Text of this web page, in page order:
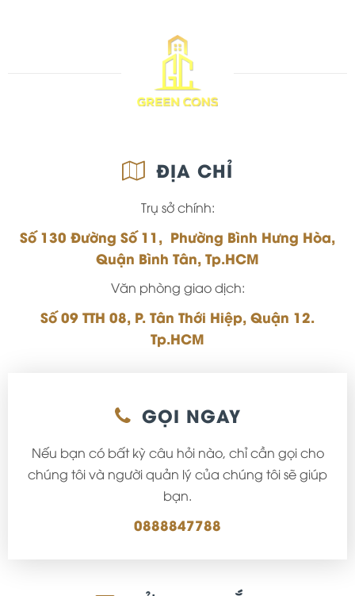
ĐỊA CHỈ
Trụ sở chính:
Số 130 Đường Số 11, Phường Bình Hưng Hòa,
Quận Bình Tân, Tp.HCM
Văn phòng giao dịch:
Số 09 TTH 08, P. Tân Thới Hiệp, Quận 12.
Tp.HCM
GỌI NGAY
Nếu bạn có bất kỳ câu hỏi nào, chỉ cần gọi cho
chúng tôi và người quản lý của chúng tôi sẽ giúp
bạn.
0888847788